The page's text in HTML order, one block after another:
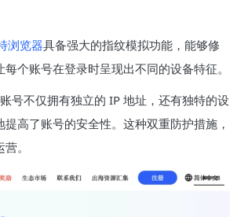
浏览器具备强大的指纹模拟功能，能够修
个账号在登录时呈现出不同的设备特征。
号不仅拥有独立的 IP 地址，还有独特的设
高了账号的安全性。这种双重防护措施，
。